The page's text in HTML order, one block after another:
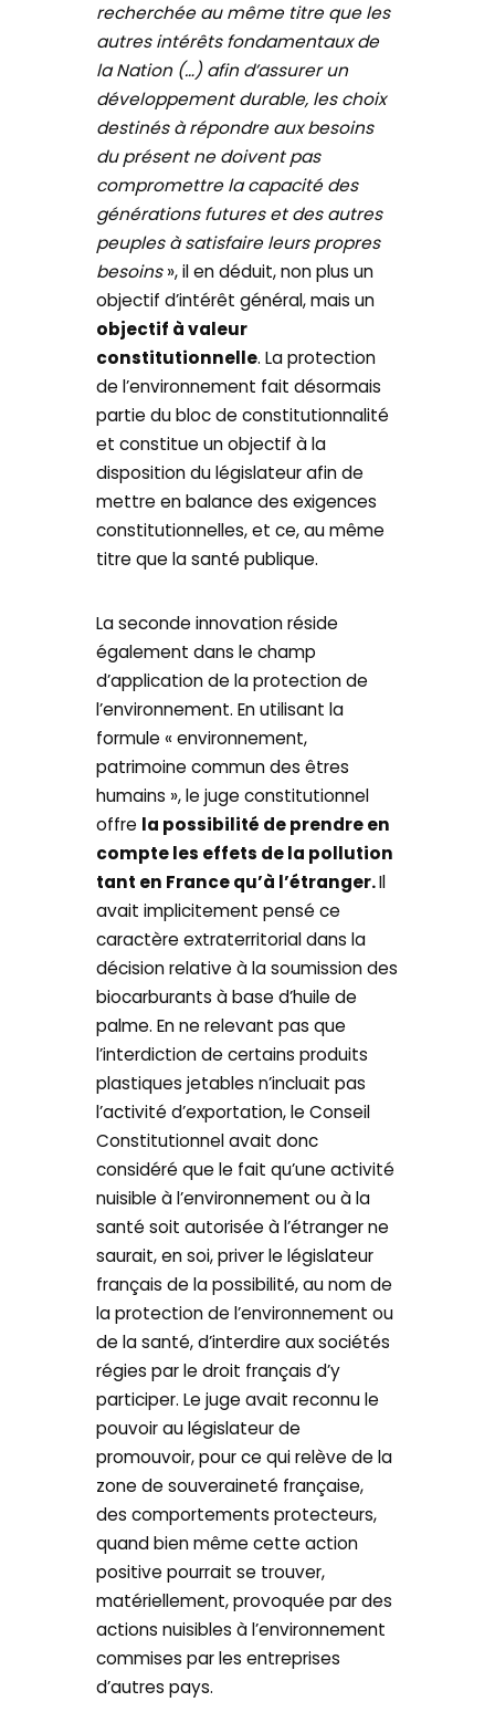
recherchée au même titre que les
autres intérêts fondamentaux de
la Nation (…) afin d’assurer un
développement durable, les choix
destinés à répondre aux besoins
du présent ne doivent pas
compromettre la capacité des
générations futures et des autres
peuples à satisfaire leurs propres
besoins», il en déduit, non plus un
objectif d’intérêt général, mais un
objectif à valeur
constitutionnelle. La protection
de l’environnement fait désormais
partie du bloc de constitutionnalité
et constitue un objectif à la
disposition du législateur afin de
mettre en balance des exigences
constitutionnelles, et ce, au même
titre que la santé publique.
La seconde innovation réside
également dans le champ
d’application de la protection de
l’environnement. En utilisant la
formule « environnement,
patrimoine commun des êtres
humains », le juge constitutionnel
offre la possibilité de prendre en
compte les effets de la pollution
tant en France qu’à l’étranger.Il
avait implicitement pensé ce
caractère extraterritorial dans la
décision relative à la soumission des
biocarburants à base d’huile de
palme. En ne relevant pas que
l’interdiction de certains produits
plastiques jetables n’incluait pas
l’activité d’exportation, le Conseil
Constitutionnel avait donc
considéré que le fait qu’une activité
nuisible à l’environnement ou à la
santé soit autorisée à l’étranger ne
saurait, en soi, priver le législateur
français de la possibilité, au nom de
la protection de l’environnement ou
de la santé, d’interdire aux sociétés
régies par le droit français d’y
participer. Le juge avait reconnu le
pouvoir au législateur de
promouvoir, pour ce qui relève de la
zone de souveraineté française,
des comportements protecteurs,
quand bien même cette action
positive pourrait se trouver,
matériellement, provoquée par des
actions nuisibles à l’environnement
commises par les entreprises
d’autres pays.